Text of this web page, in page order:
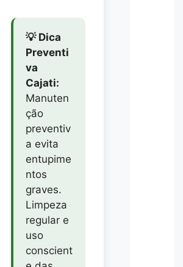
💡 Dica
Preventi
va
Cajati:
Manuten
ção
preventiv
a evita
entupime
ntos
graves.
Limpeza
regular e
uso
conscient